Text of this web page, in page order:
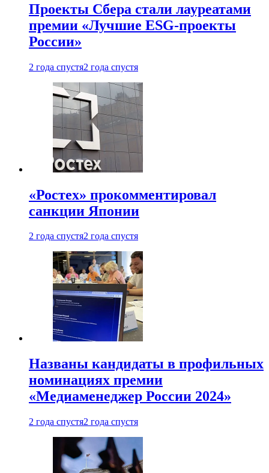
Проекты Сбера стали лауреатами
премии «Лучшие ESG-проекты
России»
2 года спустя2 года спустя
«Ростех» прокомментировал
санкции Японии
2 года спустя2 года спустя
Названы кандидаты в профильных
номинациях премии
«Медиаменеджер России 2024»
2 года спустя2 года спустя